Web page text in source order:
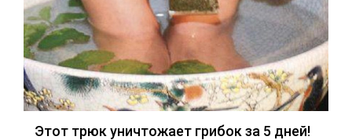
Этот трюк уничтожает грибок за 5 дней!